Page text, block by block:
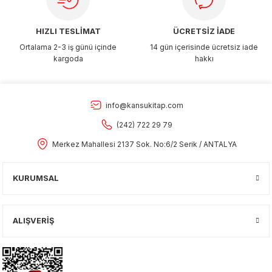
HIZLI TESLİMAT
Ortalama 2-3 iş günü içinde
kargoda
ÜCRETSİZ İADE
14 gün içerisinde ücretsiz iade
hakkı
info@kansukitap.com
(242) 722 29 79
Merkez Mahallesi 2137 Sok. No:6/2 Serik / ANTALYA
KURUMSAL
ALIŞVERİŞ